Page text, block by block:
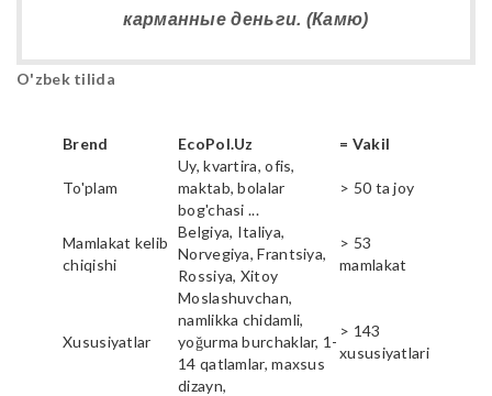
карманные деньги. (Камю)
O'zbek tilida
Brend EcoPol.Uz = Vakil
To'plam
Uy, kvartira, ofis,
maktab, bolalar
bog'chasi ...
> 50 ta joy
Mamlakat kelib
chiqishi
Belgiya, Italiya,
Norvegiya, Frantsiya,
Rossiya, Xitoy
> 53
mamlakat
Xususiyatlar
Moslashuvchan,
namlikka chidamli,
yoğurma burchaklar, 1-
14 qatlamlar, maxsus
dizayn,
> 143
xususiyatlari